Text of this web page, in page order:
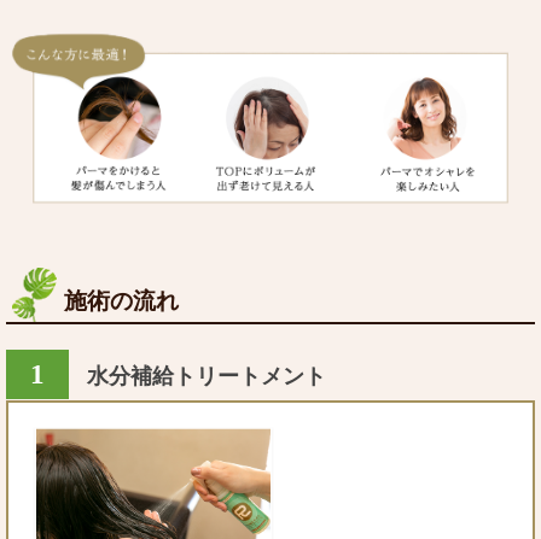
施術の流れ
1 水分補給トリートメント